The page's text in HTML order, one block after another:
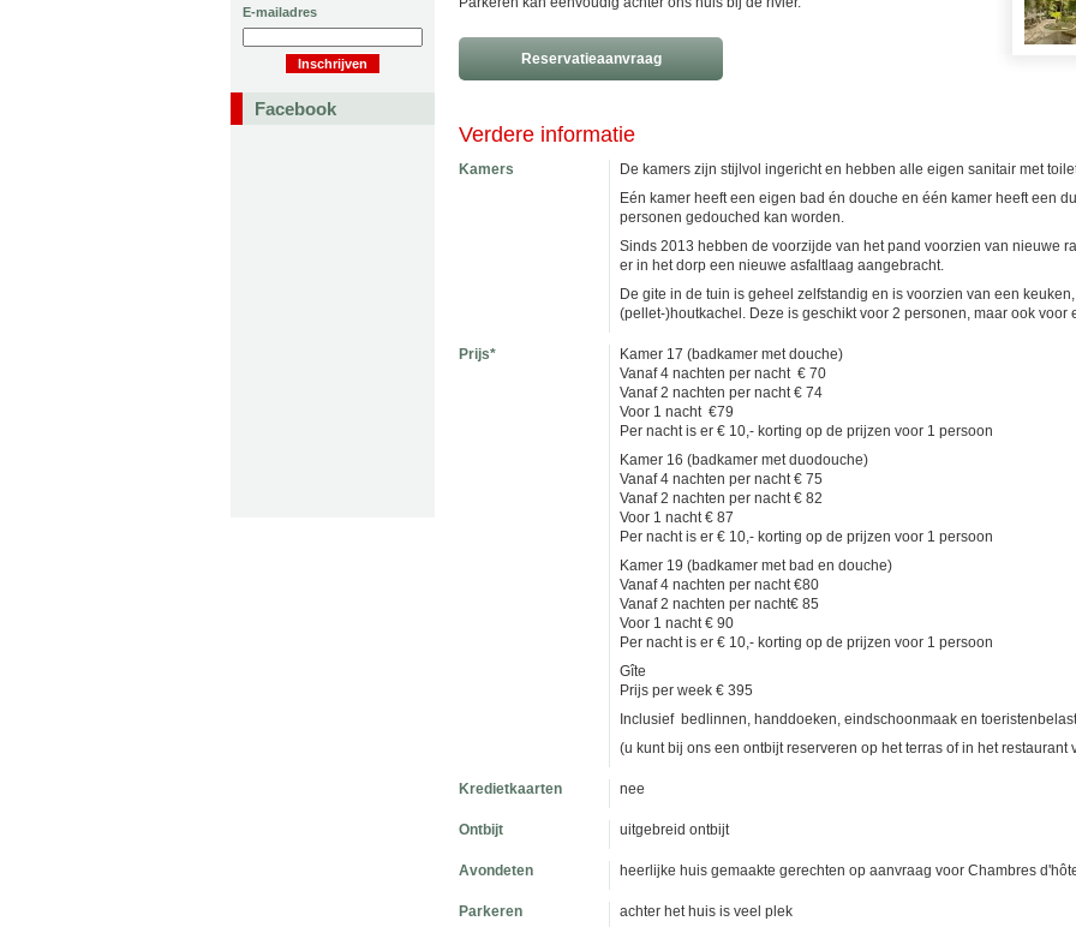
Reservatieaanvraag
Verdere informatie
Kamers
De kamers zijn stijlvol ingericht en hebben alle eigen sanitair met
Eén kamer heeft een eigen bad én douche en één kamer heeft een
personen gedouched kan worden.
Sinds 2013 hebben de voorzijde van het pand voorzien van nieuwe
er in het dorp een nieuwe asfaltlaag aangebracht.
De gite in de tuin is geheel zelfstandig en is voorzien van een
(pellet-)houtkachel. Deze is geschikt voor 2 personen, maar ook
Prijs*
Kamer 17 (badkamer met douche)
Vanaf 4 nachten per nacht € 70
Vanaf 2 nachten per nacht € 74
Voor 1 nacht €79
Per nacht is er € 10,- korting op de prijzen voor 1 persoon
Kamer 16 (badkamer met duodouche)
Vanaf 4 nachten per nacht € 75
Vanaf 2 nachten per nacht € 82
Voor 1 nacht € 87
Per nacht is er € 10,- korting op de prijzen voor 1 persoon
Kamer 19 (badkamer met bad en douche)
Vanaf 4 nachten per nacht €80
Vanaf 2 nachten per nacht€ 85
Voor 1 nacht € 90
Per nacht is er € 10,- korting op de prijzen voor 1 persoon
Gîte
Prijs per week € 395
Inclusief bedlinnen, handdoeken, eindschoonmaak en
(u kunt bij ons een ontbijt reserveren op het terras of in het restaurant
Kredietkaarten nee
Ontbijt uitgebreid ontbijt
Avondeten heerlijke huis gemaakte gerechten op aanvraag voor Chambres
Parkeren achter het huis is veel plek
E-mailadres
Facebook